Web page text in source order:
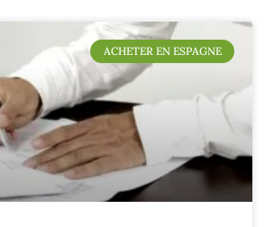
ACHETER EN ESPAGNE